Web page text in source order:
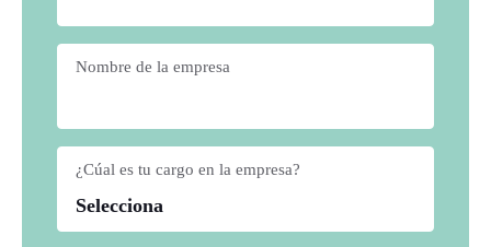
Nombre de la empresa
¿Cúal es tu cargo en la empresa?